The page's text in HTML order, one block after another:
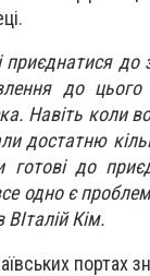
приєднатися до
до
Навіть коли
достатню
до
одно є
Кім.
портах